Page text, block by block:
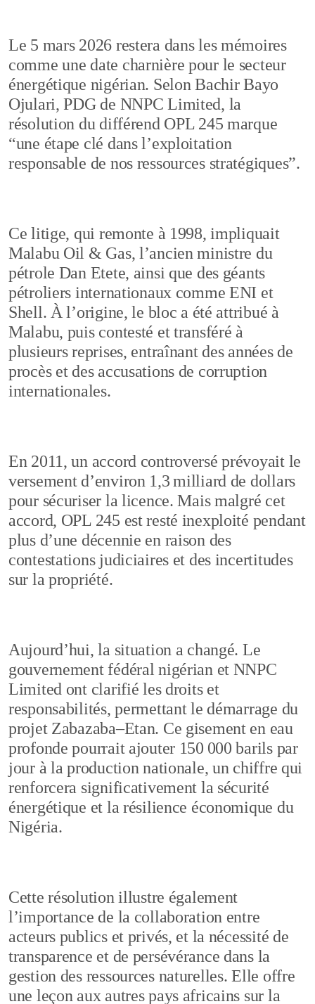
Le 5 mars 2026 restera dans les mémoires
comme une date charnière pour le secteur
énergétique nigérian. Selon Bachir Bayo
Ojulari, PDG de NNPC Limited, la
résolution du différend OPL 245 marque
“une étape clé dans l’exploitation
responsable de nos ressources stratégiques”.
Ce litige, qui remonte à 1998, impliquait
Malabu Oil & Gas, l’ancien ministre du
pétrole Dan Etete, ainsi que des géants
pétroliers internationaux comme ENI et
Shell. À l’origine, le bloc a été attribué à
Malabu, puis contesté et transféré à
plusieurs reprises, entraînant des années de
procès et des accusations de corruption
internationales.
En 2011, un accord controversé prévoyait le
versement d’environ 1,3 milliard de dollars
pour sécuriser la licence. Mais malgré cet
accord, OPL 245 est resté inexploité pendant
plus d’une décennie en raison des
contestations judiciaires et des incertitudes
sur la propriété.
Aujourd’hui, la situation a changé. Le
gouvernement fédéral nigérian et NNPC
Limited ont clarifié les droits et
responsabilités, permettant le démarrage du
projet Zabazaba–Etan. Ce gisement en eau
profonde pourrait ajouter 150 000 barils par
jour à la production nationale, un chiffre qui
renforcera significativement la sécurité
énergétique et la résilience économique du
Nigéria.
Cette résolution illustre également
l’importance de la collaboration entre
acteurs publics et privés, et la nécessité de
transparence et de persévérance dans la
gestion des ressources naturelles. Elle offre
une leçon aux autres pays africains sur la